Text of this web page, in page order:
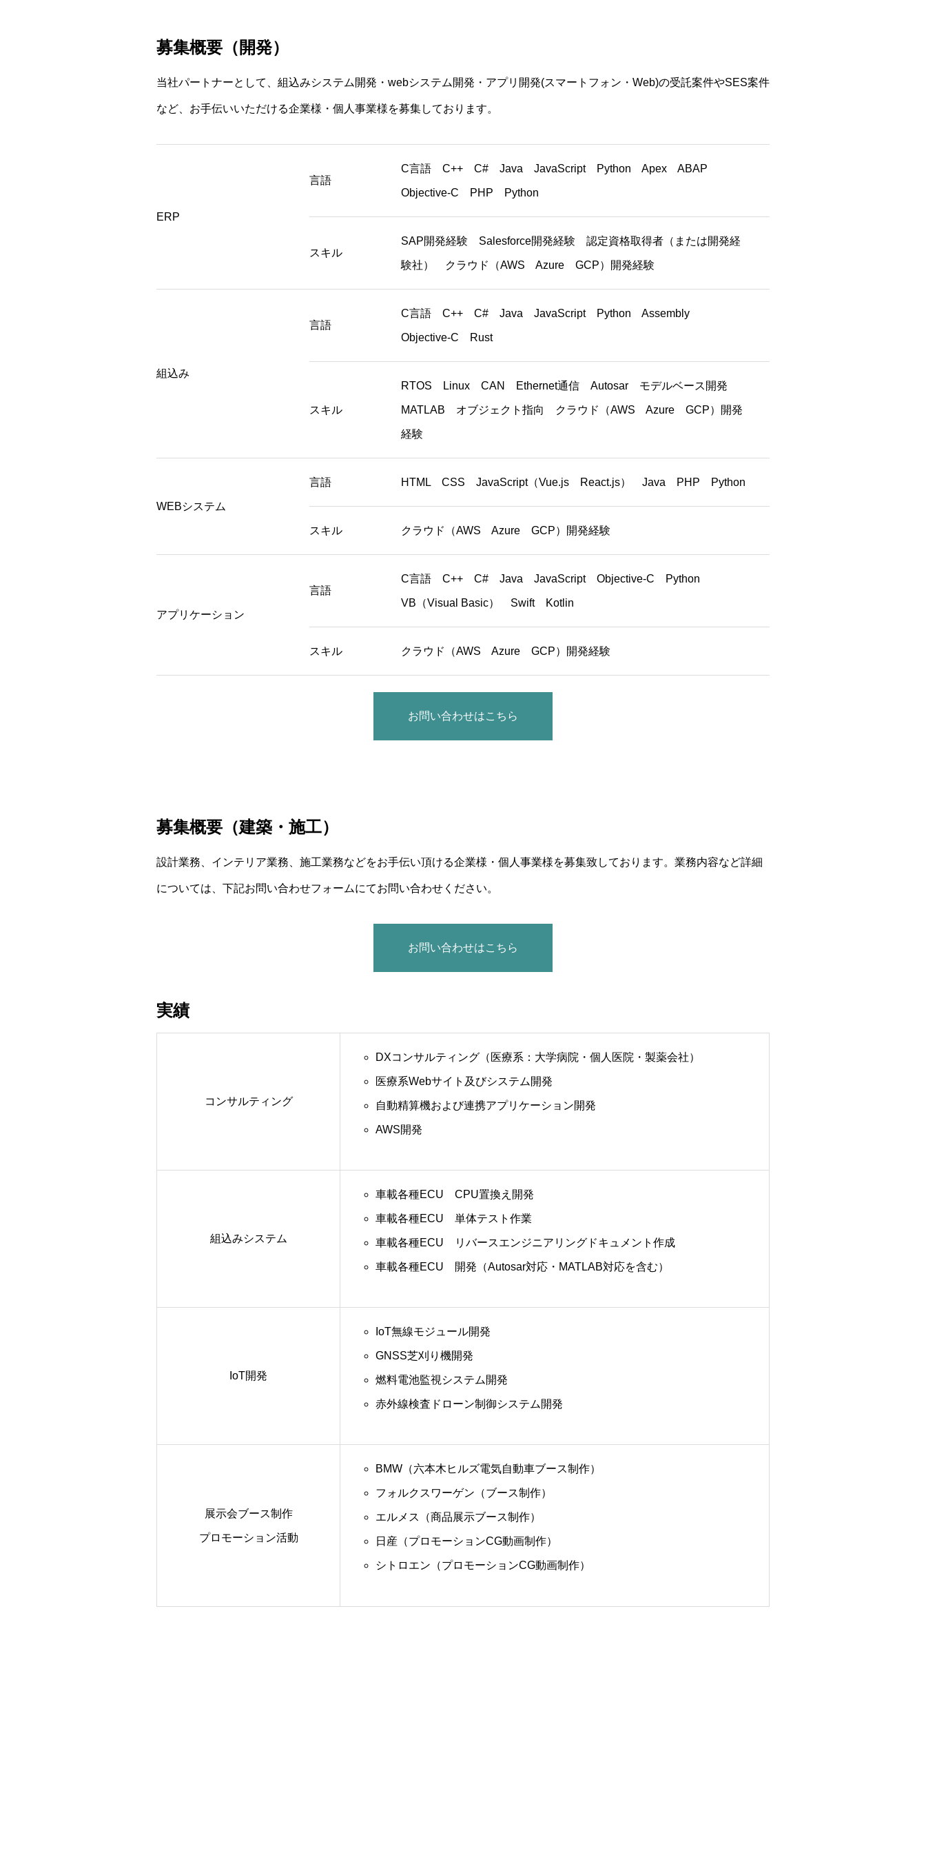
募集概要（開発）
当社パートナーとして、組込みシステム開発・webシステム開発・アプリ開発(スマートフォン・Web)の受託案件やSES案件
など、お手伝いいただける企業様・個人事業様を募集しております。
ERP
言語
C言語 C++ C# Java JavaScript Python Apex ABAP
Objective-C PHP Python
スキル
SAP開発経験 Salesforce開発経験 認定資格取得者（または開発経
験社） クラウド（AWS Azure GCP）開発経験
組込み
言語
C言語 C++ C# Java JavaScript Python Assembly
Objective-C Rust
スキル
RTOS Linux CAN Ethernet通信 Autosar モデルベース開発
MATLAB オブジェクト指向 クラウド（AWS Azure GCP）開発
経験
WEBシステム
言語 HTML CSS JavaScript（Vue.js React.js） Java PHP Python
スキル クラウド（AWS Azure GCP）開発経験
アプリケーション
言語
C言語 C++ C# Java JavaScript Objective-C Python
VB（Visual Basic） Swift Kotlin
スキル クラウド（AWS Azure GCP）開発経験
お問い合わせはこちら
募集概要（建築・施工）
設計業務、インテリア業務、施工業務などをお手伝い頂ける企業様・個人事業様を募集致しております。業務内容など詳細
については、下記お問い合わせフォームにてお問い合わせください。
お問い合わせはこちら
実績
コンサルティング
DXコンサルティング（医療系：大学病院・個人医院・製薬会社）
医療系Webサイト及びシステム開発
自動精算機および連携アプリケーション開発
AWS開発
組込みシステム
車載各種ECU CPU置換え開発
車載各種ECU 単体テスト作業
車載各種ECU リバースエンジニアリングドキュメント作成
車載各種ECU 開発（Autosar対応・MATLAB対応を含む）
IoT開発
IoT無線モジュール開発
GNSS芝刈り機開発
燃料電池監視システム開発
赤外線検査ドローン制御システム開発
展示会ブース制作
プロモーション活動
BMW（六本木ヒルズ電気自動車ブース制作）
フォルクスワーゲン（ブース制作）
エルメス（商品展示ブース制作）
日産（プロモーションCG動画制作）
シトロエン（プロモーションCG動画制作）